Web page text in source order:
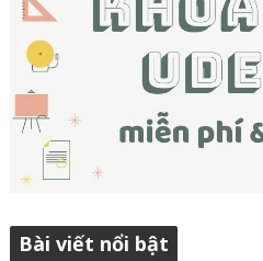
Bài viết nổi bật